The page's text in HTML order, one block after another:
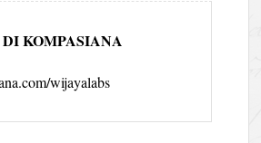
KOMPASIANA
wijayalabs